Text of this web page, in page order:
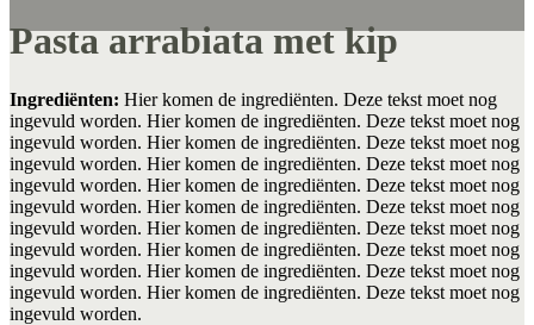
Pasta arrabiata met kip
Ingrediënten: Hier komen de ingrediënten. Deze tekst moet nog
ingevuld worden. Hier komen de ingrediënten. Deze tekst moet nog
ingevuld worden. Hier komen de ingrediënten. Deze tekst moet nog
ingevuld worden. Hier komen de ingrediënten. Deze tekst moet nog
ingevuld worden. Hier komen de ingrediënten. Deze tekst moet nog
ingevuld worden. Hier komen de ingrediënten. Deze tekst moet nog
ingevuld worden. Hier komen de ingrediënten. Deze tekst moet nog
ingevuld worden. Hier komen de ingrediënten. Deze tekst moet nog
ingevuld worden. Hier komen de ingrediënten. Deze tekst moet nog
ingevuld worden. Hier komen de ingrediënten. Deze tekst moet nog
ingevuld worden.